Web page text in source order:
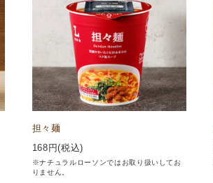
担々麺
168 円(税込)
※ナチュラルローソンではお取り扱いしてお
りません。